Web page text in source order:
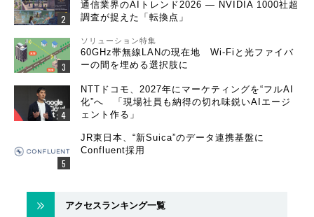
通信業界のAIトレンド2026 ― NVIDIA 1000社超
調査が捉えた「転換点」
ソリューション特集
60GHz帯無線LANの現在地 Wi-Fiと光ファイバ
ーの間を埋める選択肢に
NTTドコモ、2027年にマーケティングを“フルAI
化”へ 「現場社員も納得の切れ味鋭いAIエージ
ェント作る」
JR東日本、“新Suica”のデータ連携基盤に
Confluent採用
アクセスランキング一覧